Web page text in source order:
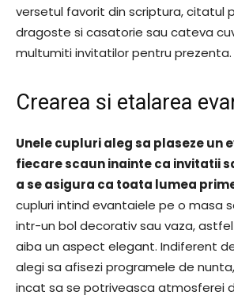
versetul favorit din scriptura, citatul
dragoste si casatorie sau cateva
multumiti invitatilor pentru prezenta.
Crearea si etalarea
Unele cupluri aleg sa plaseze un
fiecare scaun inainte ca invitatii
a se asigura ca toata lumea
cupluri intind evantaiele pe o masa
intr-un bol decorativ sau vaza,
aiba un aspect elegant. Indiferent
alegi sa afisezi programele de
incat sa se potriveasca atmosferei